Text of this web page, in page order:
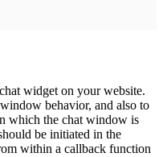
widget on your website.
behavior, and also to
which the chat window is
be initiated in the
within a callback function